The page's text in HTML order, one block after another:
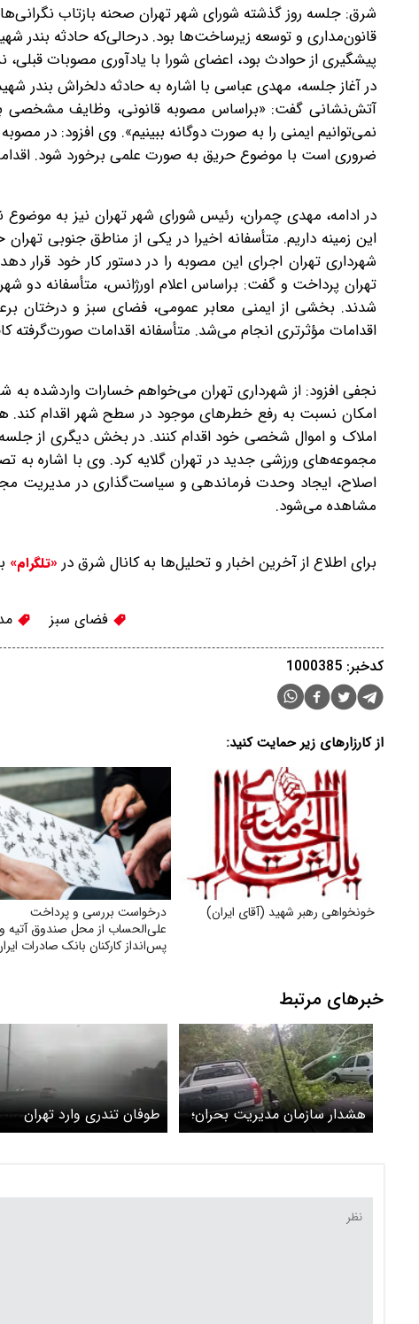
شرق:‌ جلسه روز گذشته شورای شهر تهران صحنه بازتاب
قانون‌مداری و توسعه زیرساخت‌ها بود. در‌حالی‌که حادثه بندر
پیشگیری از حوادث بود، اعضای شورا با یادآوری مصوبات
در آغاز جلسه، مهدی عباسی با اشاره به حادثه دلخراش بندر
آتش‌نشانی‌ گفت: «براساس مصوبه قانونی، وظایف مشخصی
نمی‌توانیم ایمنی را به‌ صورت دوگانه ببینیم‌». وی افزود: در
ضروری است با موضوع حریق به‌ صورت علمی برخورد شود.
در ادامه، مهدی چمران، رئیس شورای شهر تهران نیز به
این زمینه داریم. متأسفانه اخیرا در یکی از مناطق جنوبی
شهرداری تهران اجرای این مصوبه را در دستور کار خود قرار
تهران پرداخت و گفت: بر‌اساس اعلام اورژانس، متأسفانه دو
شدند. بخشی از ایمنی معابر عمومی، فضای سبز و درختان
اقدامات مؤثرتری انجام می‌شد. متأسفانه اقدامات صورت‌گرفته
نجفی افزود: از شهرداری تهران می‌خواهم خسارات واردشده به
امکان نسبت به رفع خطرهای موجود در سطح شهر اقدام کند.
املاک و اموال شخصی خود اقدام کنند. در بخش دیگری از
مجموعه‌های ورزشی جدید در تهران گلایه کرد. وی با اشاره
اصلاح، ایجاد وحدت فرماندهی و سیاست‌گذاری در مدیریت
مشاهده می‌شود.
برای اطلاع از آخرین اخبار و تحلیل‌ها به کانال شرق در «تلگرام»
فضای سبز
کدخبر: 1000385
از کارزارهای زیر حمایت کنید:
خونخواهی رهبر شهید (آقای ایران)
درخواست بررسی و پرداخت
علی‌الحساب از محل صندوق آتیه و
پس‌انداز کارکنان بانک صادرات
خبرهای مرتبط
هشدار سازمان مدیریت بحران؛
طوفان به پایتخت می‌رسد
طوفان تندری وارد تهران
می‌شود